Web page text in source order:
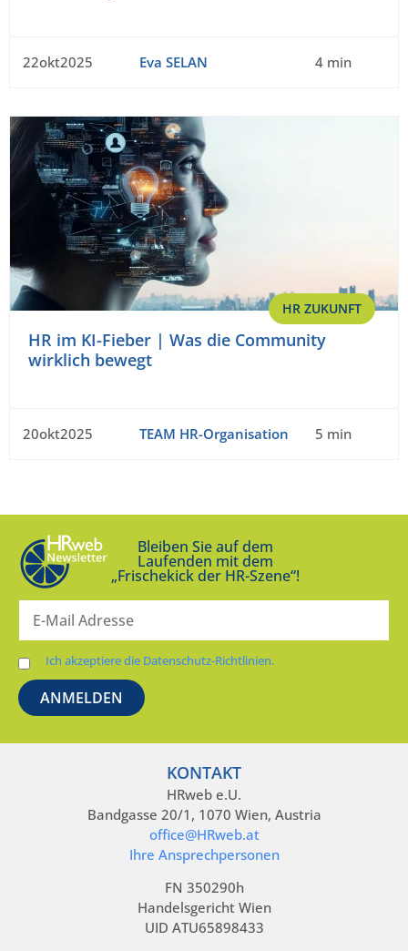
22okt2025 Eva SELAN 4 min
HR ZUKUNFT
HR im KI-Fieber | Was die Community
wirklich bewegt
20okt2025 TEAM HR-Organisation 5 min
Bleiben Sie auf dem
Laufenden mit dem
„Frischekick der HR-Szene“!
Ich akzeptiere die Datenschutz-Richtlinien.
KONTAKT
HRweb e.U.
Bandgasse 20/1, 1070 Wien, Austria
office@HRweb.at
Ihre Ansprechpersonen
FN 350290h
Handelsgericht Wien
UID ATU65898433